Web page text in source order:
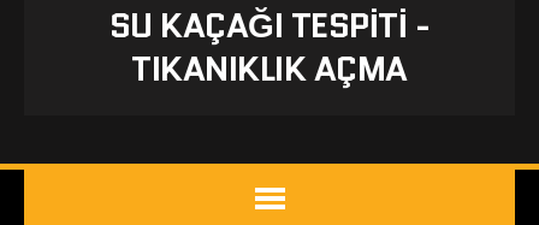
SU KAÇAĞI TESPITI -
TIKANIKLIK AÇMA